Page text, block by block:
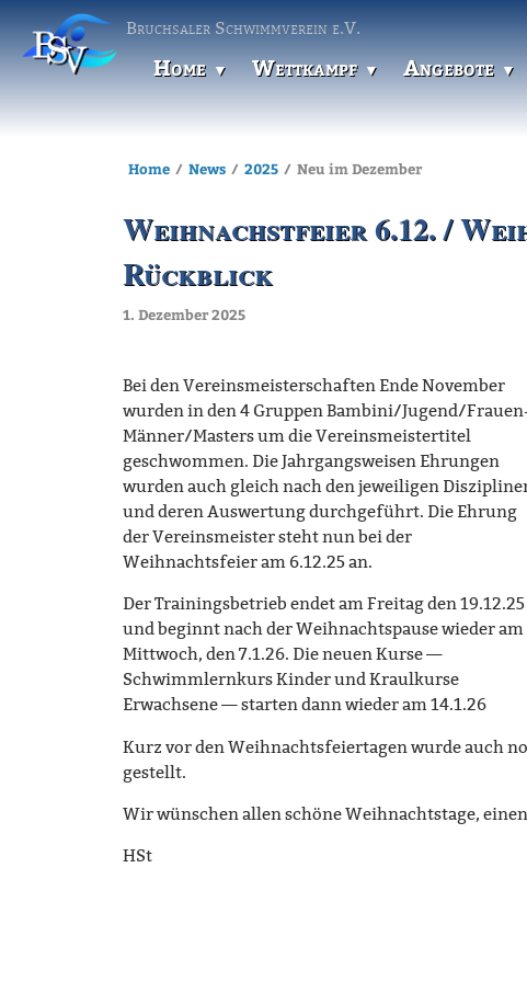
Bruchsaler Schwimmverein e.V.
Home Wettkampf Angebote
Home News 2025 Neu im Dezember
Weihnachstfeier 6.12. /
Rückblick
1. Dezember 2025
Bei den Vereinsmeisterschaften Ende November
wurden in den 4 Gruppen Bambini/Jugend/
Männer/Masters um die Vereinsmeistertitel
geschwommen. Die Jahrgangsweisen Ehrungen
wurden auch gleich nach den jeweiligen
und deren Auswertung durchgeführt. Die Ehrung
der Vereinsmeister steht nun bei der
Weihnachtsfeier am 6.12.25 an.
Der Trainingsbetrieb endet am Freitag den 19.12.25
und beginnt nach der Weihnachtspause wieder am
Mittwoch, den 7.1.26. Die neuen Kurse —
Schwimmlernkurs Kinder und Kraulkurse
Erwachsene — starten dann wieder am 14.1.26
Kurz vor den Weihnachtsfeiertagen wurde auch
gestellt.
Wir wünschen allen schöne Weihnachtstage,
HSt